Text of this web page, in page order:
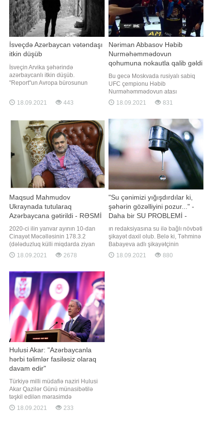
İsveçdə Azərbaycan vətəndaşı
itkin düşüb
İsveçin Arvika şəhərində
azərbaycanlı itkin düşüb.
"Report"un Avropa bürosunun
vətəndaşı, 39 yaşlı İltimas
Mirzəyevdən sentyabrın 15-dən
olmayıb. O, evdən çıxdıqdan bir
qədər sonra əlaqə kəsilib. Hazırda
polis azərbaycanlının axtarışın
18.09.2021 443
Nəriman Abbasov Həbib
Nurməhəmmədovun
qohumuna nokautla qalib gəldi
- VİDEO
Bu gecə Moskvada rusiyalı sabiq
UFC çempionu Həbib
Nurməhəmmədovun atası
Əbdülmanaf Nurməhəmmədovun
xatirəsinə həsr edilən turnir keçirilib.
azərbaycanlı döyüşçü Nəriman
Abbasov rusiyalı Şamil Zavurovla
qarşılaşıb. Abbasov rəqibini ilk
raunddaca nokauta salıb. Qey
18.09.2021 831
Maqsud Mahmudov
Ukraynada tutularaq
Azərbaycana gətirildi - RƏSMİ
2020-ci ilin yanvar ayının 10-dan
Cinayət Məcəlləsinin 178.3.2
(dələduzluq külli miqdarda ziyan
vurmaqla törədildikdə) maddəsi ilə
Daxili İşlər Nazirliyi tərəfindən
Mahmudov Maqsud Soltan oğlu bu
il iyul ayında Ukrayna Respublikası
ərazisində tutulub. Bu barədə Baş
Prokurorlu
18.09.2021 2678
"Su çənimizi yığışdırdılar ki,
şəhərin gözəlliyini pozur..." -
Daha bir SU PROBLEMİ -
ŞİKAYƏT - AÇIQLAMA
ın redaksiyasına su ilə bağlı növbəti
şikayət daxil olub. Belə ki, Təhminə
Babayeva adlı şikayətçinin
sözlərinə görə, Nizami rayonu
"Naxçıvanski" 94B ünvanında
18.09.2021 880
Hulusi Akar: "Azərbaycanla
hərbi təlimlər fasiləsiz olaraq
davam edir"
Türkiyə milli müdafiə naziri Hulusi
Akar Qazilər Günü münasibətilə
təşkil edilən mərasimdə
Azərbaycana dəstək çıxışı edib. Bu
barədə məlumat Türkiyə Milli
18.09.2021 233